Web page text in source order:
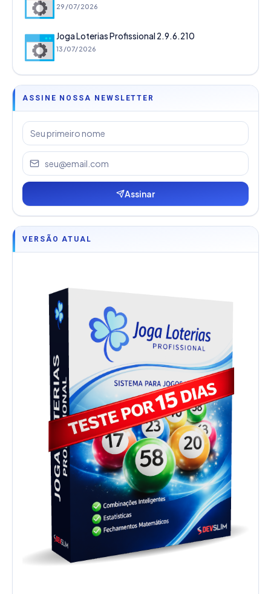
29/07/2026
Joga Loterias Profissional 2.9.6.210
13/07/2026
ASSINE NOSSA NEWSLETTER
Assinar
VERSÃO ATUAL